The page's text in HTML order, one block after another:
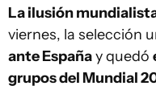
La ilusión
viernes, la selección
ante Españay quedó
grupos del Mundial